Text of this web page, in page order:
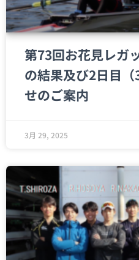
第73回お花見レガ
の結果及び2日目
せのご案内
3月 29, 2025